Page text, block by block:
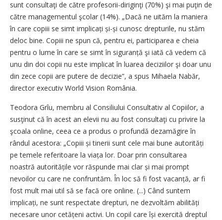
sunt consultaţi de către profesorii-diriginţi (70%) şi mai puţin de
către managementul şcolar (14%). „Dacă ne uităm la maniera
în care copiii se simt implicați și-și cunosc drepturile, nu stăm
deloc bine. Copiii ne spun că, pentru ei, participarea e cheia
pentru o lume în care se simt în siguranță şi iată că vedem că
unu din doi copii nu este implicat în luarea deciziilor şi doar unu
din zece copii are putere de decizie”, a spus Mihaela Nabăr,
director executiv World Vision România.
Teodora Grîu, membru al Consiliului Consultativ al Copiilor, a
susţinut că în acest an elevii nu au fost consultaţi cu privire la
şcoala online, ceea ce a produs o profundă dezamăgire în
rândul acestora: „Copiii și tinerii sunt cele mai bune autorități
pe temele referitoare la viața lor. Doar prin consultarea
noastră autoritățile vor răspunde mai clar și mai prompt
nevoilor cu care ne confruntăm. În loc să fi fost vacanță, ar fi
fost mult mai util să se facă ore online. (...) Când suntem
implicați, ne sunt respectate drepturi, ne dezvoltăm abilități
necesare unor cetățeni activi. Un copil care își exercită dreptul